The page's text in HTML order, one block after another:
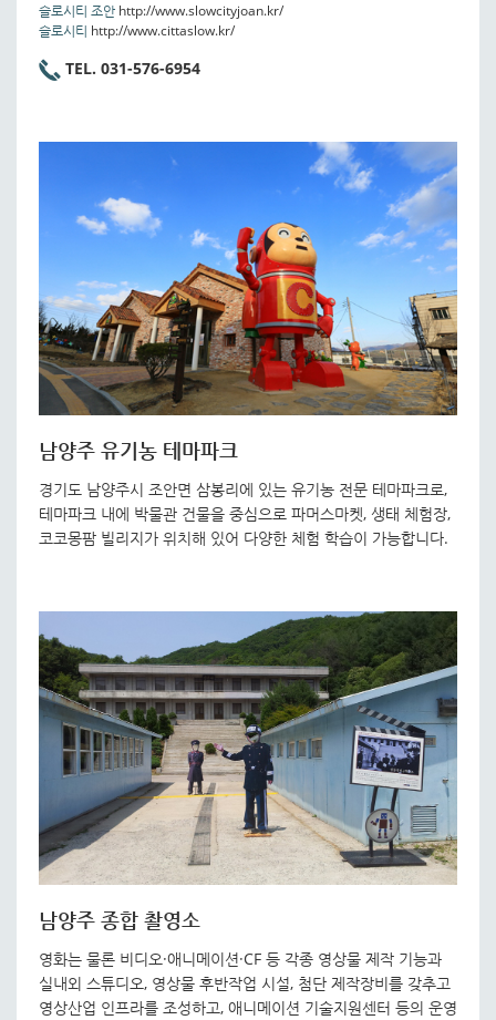
슬로시티 조안 http://www.slowcityjoan.kr/
슬로시티 http://www.cittaslow.kr/
TEL. 031-576-6954
남양주 유기농 테마파크
경기도 남양주시 조안면 삼봉리에 있는 유기농 전문 테마파크로,
테마파크 내에 박물관 건물을 중심으로 파머스마켓, 생태 체험장,
코코몽팜 빌리지가 위치해 있어 다양한 체험 학습이 가능합니다.
남양주 종합 촬영소
영화는 물론 비디오·애니메이션·CF 등 각종 영상물 제작 기능과
실내외 스튜디오, 영상물 후반작업 시설, 첨단 제작장비를 갖추고
영상산업 인프라를 조성하고, 애니메이션 기술지원센터 등의 운영